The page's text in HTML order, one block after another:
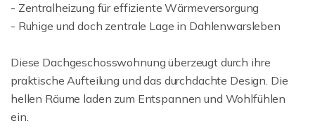
- Zentralheizung für effiziente Wärmeversorgung
- Ruhige und doch zentrale Lage in Dahlenwarsleben
Diese Dachgeschosswohnung überzeugt durch ihre
praktische Aufteilung und das durchdachte Design. Die
hellen Räume laden zum Entspannen und Wohlfühlen
ein.